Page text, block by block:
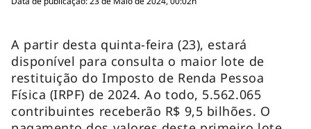
A partir desta quinta-feira (23), estará
disponível para consulta o maior lote de
restituição do Imposto de Renda Pessoa
Física (IRPF) de 2024. Ao todo, 5.562.065
contribuintes receberão R$ 9,5 bilhões. O